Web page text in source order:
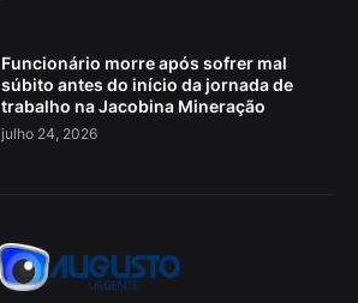
Funcionário morre após sofrer mal
súbito antes do início da jornada de
trabalho na Jacobina Mineração
julho 24, 2026